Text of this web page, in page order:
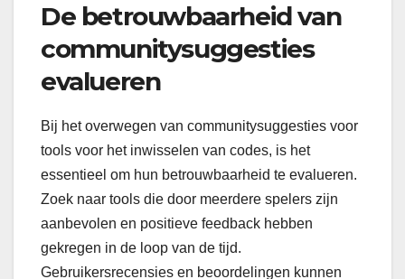
De betrouwbaarheid van
communitysuggesties
evalueren
Bij het overwegen van communitysuggesties voor
tools voor het inwisselen van codes, is het
essentieel om hun betrouwbaarheid te evalueren.
Zoek naar tools die door meerdere spelers zijn
aanbevolen en positieve feedback hebben
gekregen in de loop van de tijd.
Gebruikersrecensies en beoordelingen kunnen